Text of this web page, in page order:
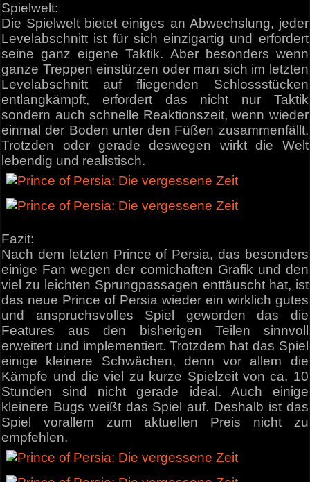
Spielwelt:
Die Spielwelt bietet einiges an Abwechslung, jeder
Levelabschnitt ist für sich einzigartig und erfordert
seine ganz eigene Taktik. Aber besonders wenn
ganze Treppen einstürzen oder man sich im letzten
Levelabschnitt auf fliegenden Schlossstücken
entlangkämpft, erfordert das nicht nur Taktik
sondern auch schnelle Reaktionszeit, wenn wieder
einmal der Boden unter den Füßen zusammenfällt.
Trotzden oder gerade deswegen wirkt die Welt
lebendig und realistisch.
Fazit:
Nach dem letzten Prince of Persia, das besonders
einige Fan wegen der comichaften Grafik und den
viel zu leichten Sprungpassagen enttäuscht hat, ist
das neue Prince of Persia wieder ein wirklich gutes
und anspruchsvolles Spiel geworden das die
Features aus den bisherigen Teilen sinnvoll
erweitert und implementiert. Trotzdem hat das Spiel
einige kleinere Schwächen, denn vor allem die
Kämpfe und die viel zu kurze Spielzeit von ca. 10
Stunden sind nicht gerade ideal. Auch einige
kleinere Bugs weißt das Spiel auf. Deshalb ist das
Spiel vorallem zum aktuellen Preis nicht zu
empfehlen.